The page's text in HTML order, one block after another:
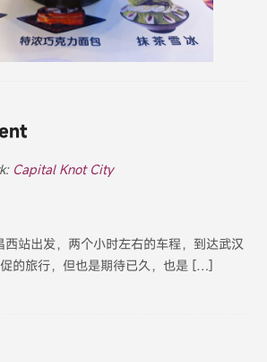
Capital Knot City
站出发，两个小时左右的车程，到达武汉
的旅行，但也是期待已久，也是 […]